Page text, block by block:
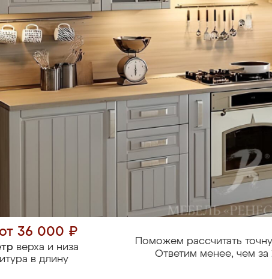
36 000 ₽
верха и низа
в длину
Поможем рассчитать
Ответим менее, чем за